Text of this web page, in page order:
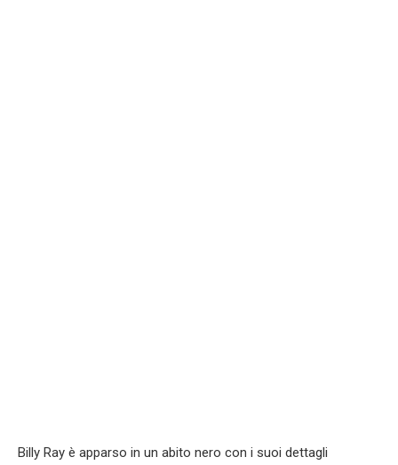
Billy Ray è apparso in un abito nero con i suoi dettagli